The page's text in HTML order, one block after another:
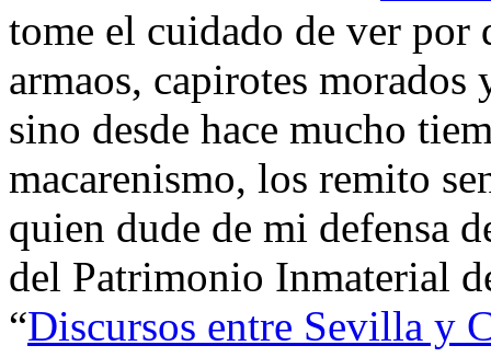
tome el cuidado de ver por
armaos, capirotes
sino desde hace mucho
macarenismo, los remito
quien dude de mi defensa
del Patrimonio Inmaterial
“Discursos entre Sevilla y